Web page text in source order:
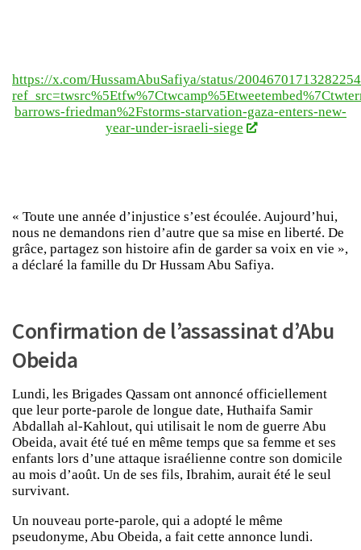
https://x.com/HussamAbuSafiya/status/
barrows-friedman%2Fstorms-starvation-gaza-enters-new-
year-under-israeli-siege
« Toute une année d’injustice s’est écoulée. Aujourd’hui,
nous ne demandons rien d’autre que sa mise en liberté. De
grâce, partagez son histoire afin de garder sa voix en vie »,
a déclaré la famille du Dr Hussam Abu Safiya.
Confirmation de l’assassinat d’Abu
Obeida
Lundi, les Brigades Qassam ont annoncé officiellement
que leur porte-parole de longue date, Huthaifa Samir
Abdallah al-Kahlout, qui utilisait le nom de guerre Abu
Obeida, avait été tué en même temps que sa femme et ses
enfants lors d’une attaque israélienne contre son domicile
au mois d’août. Un de ses fils, Ibrahim, aurait été le seul
survivant.
Un nouveau porte-parole, qui a adopté le même
pseudonyme, Abu Obeida, a fait cette annonce lundi.